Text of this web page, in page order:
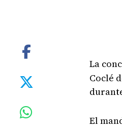
La
Coclé
El